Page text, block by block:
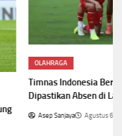
Marselino Ferdinan